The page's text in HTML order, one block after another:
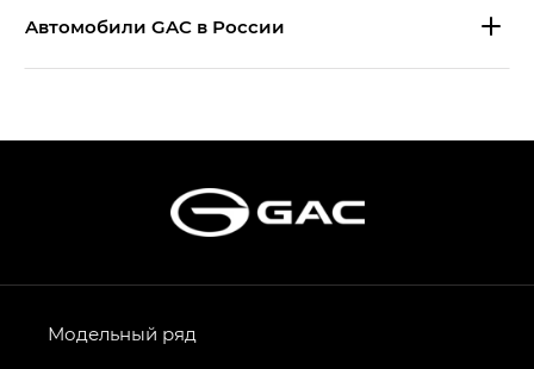
Aвтомобили GAC в России
Эс Икс ПРЕМИУМ — SX PREMIUM
S7 — Эс 7 (S7) в комплектациях
Эс Икс ПРЕМИУМ — SX PREMIUM, Эс Тэ — ST
в комплектации Экс ПРЕМИУМ — EX PREMIUM
AION V — Айон Ви в комплектациях Экс — EX,
Модельный ряд